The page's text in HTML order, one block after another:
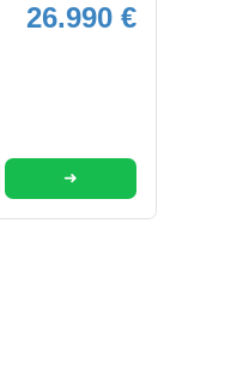
26.990 €
➜